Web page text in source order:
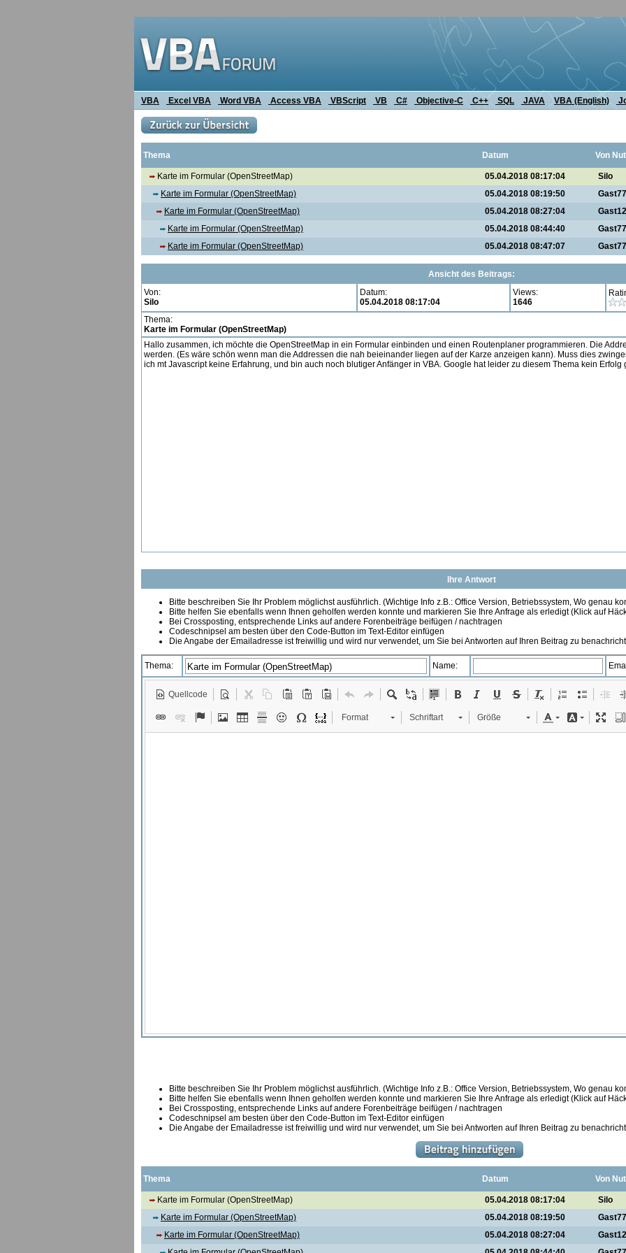
VBA Excel VBA Word VBA Access VBA VBScript VB C# Objective-C C++ SQL JAVA VBA (English)
Thema Datum Von
Karte im Formular (OpenStreetMap) 05.04.2018 08:17:04
Silo
Karte im Formular (OpenStreetMap)
05.04.2018 08:19:50
Karte im Formular (OpenStreetMap)
05.04.2018 08:27:04
Karte im Formular (OpenStreetMap)
05.04.2018 08:44:40
Karte im Formular (OpenStreetMap)
05.04.2018 08:47:07
Ansicht des Beitrags:
Von:
Silo
Datum:
05.04.2018 08:17:04
Views:
1646
Thema:
Karte im Formular (OpenStreetMap)
Hallo zusammen, ich möchte die OpenStreetMap in ein Formular einbinden und einen Routenplaner programmieren. Die
werden. (Es wäre schön wenn man die Addressen die nah beieinander liegen auf der Karze anzeigen kann). Muss dies
ich mt Javascript keine Erfahrung, und bin auch noch blutiger Anfänger in VBA. Google hat leider zu diesem Thema kein Erfolg
Ihre Antwort
Bitte beschreiben Sie Ihr Problem möglichst ausführlich. (Wichtige Info z.B.: Office Version, Betriebssystem, Wo genau
Bitte helfen Sie ebenfalls wenn Ihnen geholfen werden konnte und markieren Sie Ihre Anfrage als erledigt (Klick auf
Bei Crossposting, entsprechende Links auf andere Forenbeiträge beifügen / nachtragen
Codeschnipsel am besten über den Code-Button im Text-Editor einfügen
Die Angabe der Emailadresse ist freiwillig und wird nur verwendet, um Sie bei Antworten auf Ihren Beitrag zu
Thema: Name:
Quellcode
Format Schriftart Größe
Bitte beschreiben Sie Ihr Problem möglichst ausführlich. (Wichtige Info z.B.: Office Version, Betriebssystem, Wo genau
Bitte helfen Sie ebenfalls wenn Ihnen geholfen werden konnte und markieren Sie Ihre Anfrage als erledigt (Klick auf
Bei Crossposting, entsprechende Links auf andere Forenbeiträge beifügen / nachtragen
Codeschnipsel am besten über den Code-Button im Text-Editor einfügen
Die Angabe der Emailadresse ist freiwillig und wird nur verwendet, um Sie bei Antworten auf Ihren Beitrag zu
Thema Datum Von
Karte im Formular (OpenStreetMap) 05.04.2018 08:17:04
Silo
Karte im Formular (OpenStreetMap)
05.04.2018 08:19:50
Karte im Formular (OpenStreetMap)
05.04.2018 08:27:04